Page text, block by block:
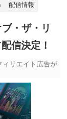
配信情報
・ザ・リ
信決定！
リエイト広告が